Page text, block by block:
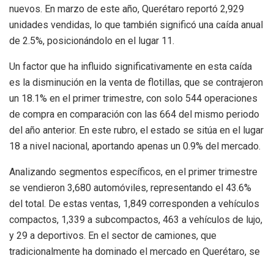
nuevos. En marzo de este año, Querétaro reportó 2,929
unidades vendidas, lo que también significó una caída anual
de 2.5%, posicionándolo en el lugar 11.
Un factor que ha influido significativamente en esta caída
es la disminución en la venta de flotillas, que se contrajeron
un 18.1% en el primer trimestre, con solo 544 operaciones
de compra en comparación con las 664 del mismo periodo
del año anterior. En este rubro, el estado se sitúa en el lugar
18 a nivel nacional, aportando apenas un 0.9% del mercado.
Analizando segmentos específicos, en el primer trimestre
se vendieron 3,680 automóviles, representando el 43.6%
del total. De estas ventas, 1,849 corresponden a vehículos
compactos, 1,339 a subcompactos, 463 a vehículos de lujo,
y 29 a deportivos. En el sector de camiones, que
tradicionalmente ha dominado el mercado en Querétaro, se